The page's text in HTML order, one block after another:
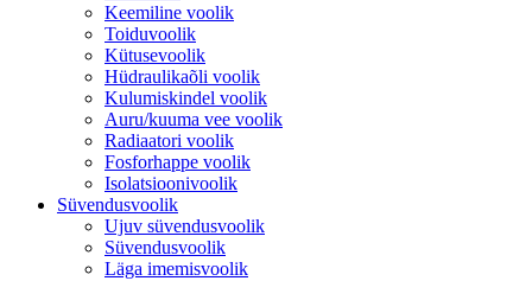
Keemiline voolik
Toiduvoolik
Kütusevoolik
Hüdraulikaõli voolik
Kulumiskindel voolik
Auru/kuuma vee voolik
Radiaatori voolik
Fosforhappe voolik
Isolatsioonivoolik
Süvendusvoolik
Ujuv süvendusvoolik
Süvendusvoolik
Läga imemisvoolik